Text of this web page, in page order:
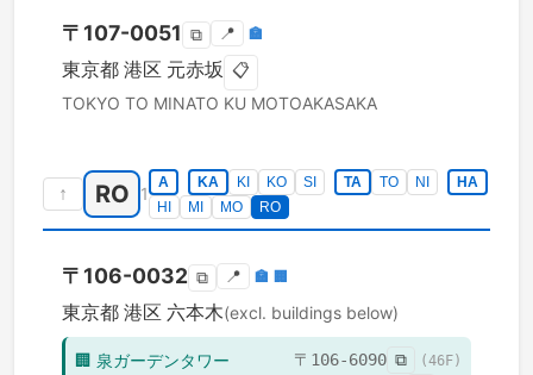
〒 107-0051 ⧉ 📍 🏣
東京都 港区 元赤坂 📋
TOKYO TO MINATO KU MOTOAKASAKA
↑ RO 1
A KA KI KO SI TA TO NI
HA
HI
MI MO RO
〒 106-0032 ⧉ 📍 🏣 🏢
東京都 港区 六本木(excl. buildings below)
🏢 泉ガーデンタワー 〒 106-6090 ⧉ (46F)